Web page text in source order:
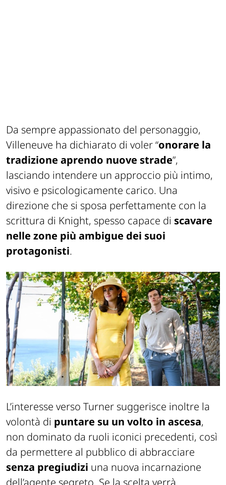
Da sempre appassionato del personaggio,
Villeneuve ha dichiarato di voler “onorare la
tradizione aprendo nuove strade”,
lasciando intendere un approccio più intimo,
visivo e psicologicamente carico. Una
direzione che si sposa perfettamente con la
scrittura di Knight, spesso capace di scavare
nelle zone più ambigue dei suoi
protagonisti.
L’interesse verso Turner suggerisce inoltre la
volontà di puntare su un volto in ascesa,
non dominato da ruoli iconici precedenti, così
da permettere al pubblico di abbracciare
senza pregiudizi una nuova incarnazione